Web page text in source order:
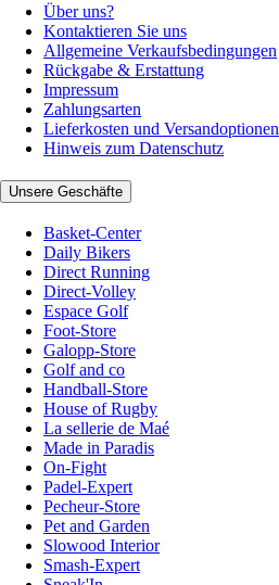
Über uns?
Kontaktieren Sie uns
Allgemeine Verkaufsbedingungen
Rückgabe & Erstattung
Impressum
Zahlungsarten
Lieferkosten und Versandoptionen
Hinweis zum Datenschutz
Unsere Geschäfte
Basket-Center
Daily Bikers
Direct Running
Direct-Volley
Espace Golf
Foot-Store
Galopp-Store
Golf and co
Handball-Store
House of Rugby
La sellerie de Maé
Made in Paradis
On-Fight
Padel-Expert
Pecheur-Store
Pet and Garden
Slowood Interior
Smash-Expert